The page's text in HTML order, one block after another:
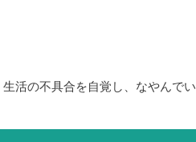
活の不具合を自覚し、なやんで